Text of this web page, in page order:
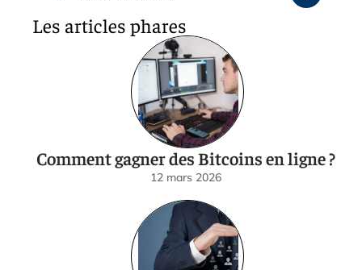
Les articles phares
Comment gagner des Bitcoins en ligne ?
12 mars 2026